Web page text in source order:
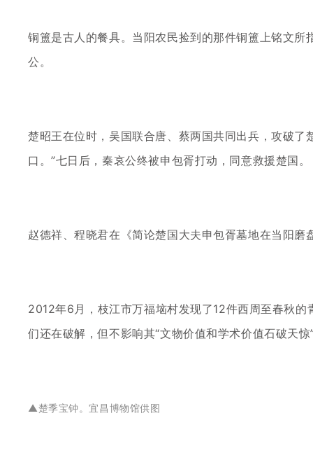
铜簠是古人的餐具。当阳农民捡到的那件铜簠上铭文
公。
楚昭王在位时，吴国联合唐、蔡两国共同出兵，攻破
口。”七日后，秦哀公终被申包胥打动，同意救援楚国。
赵德祥、程晓君在《简论楚国大夫申包胥墓地在当阳
2012年6月，枝江市万福垴村发现了12件西周至春秋
们还在破解 ，但不影响其“文物价值和学术价值石破天惊
▲楚季宝钟。宜昌博物馆供图